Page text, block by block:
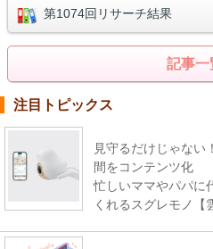
第1074回リサーチ結果
記事一
注目トピックス
見守るだけじゃない
間をコンテンツ化
忙しいママやパパに
くれるスグレモノ【